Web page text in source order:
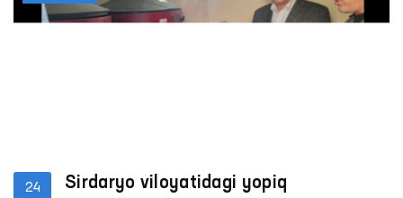
24
Sirdaryo viloyatidagi yopiq